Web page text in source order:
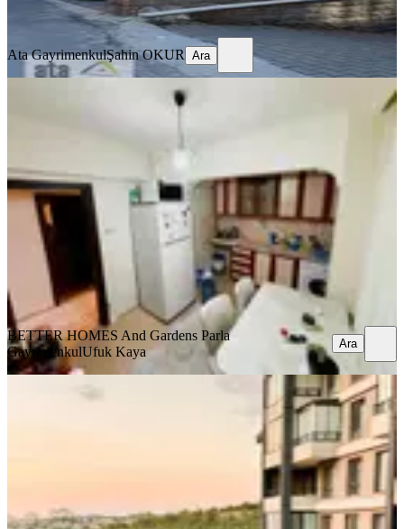
Ata GayrimenkulŞahin OKUR Ara
Sokullu Çetinemeç Yanı 2+1 Kiralık
Çankaya, Harbiye Mahallesi
2+1· 90 m²· Düz Giriş (Zemin) · 06.08.2026
BETTER HOMES And Gardens Parla Gayrimenkul Ufuk Kaya
BETTER HOMES And Gardens Parla
GayrimenkulUfuk Kaya Ara
Beytepede Prestijli Sitede Kiralık Lüks
Çankaya, Beytepe Mahallesi
06.08.2026
78.000 ₺